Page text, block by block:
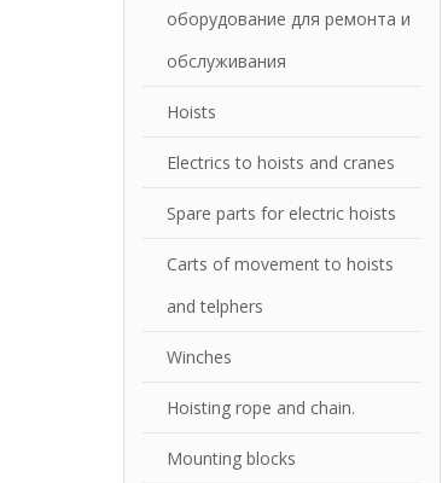
оборудование для ремонта и
обслуживания
Hoists
Electrics to hoists and cranes
Spare parts for electric hoists
Carts of movement to hoists
and telphers
Winches
Hoisting rope and chain.
Mounting blocks